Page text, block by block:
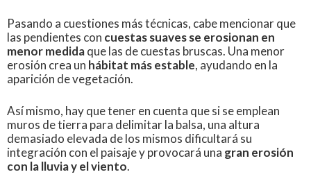
Pasando a cuestiones más técnicas, cabe mencionar que
las pendientes con cuestas suaves se erosionan en
menor medidaque las de cuestas bruscas. Una menor
erosión crea un hábitat más estable, ayudando en la
aparición de vegetación.
Así mismo, hay que tener en cuenta que si se emplean
muros de tierra para delimitar la balsa, una altura
demasiado elevada de los mismos dificultará su
integración con el paisaje y provocará una gran erosión
con la lluvia y el viento.